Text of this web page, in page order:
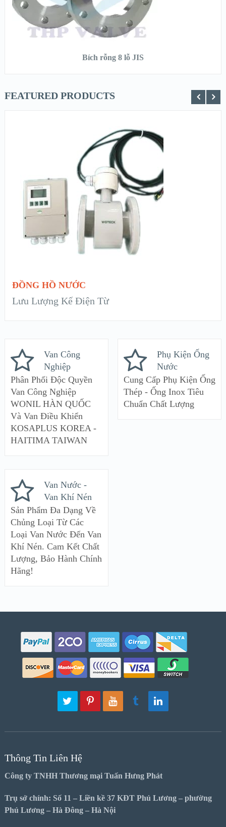
ĐỌC TIẾP
Bích rỗng 8 lỗ JIS
FEATURED PRODUCTS
XEM NHANH
XEM CHI TIẾT
ĐỒNG HỒ NƯỚC
Lưu Lượng Kế Điện Từ
Van Công
Nghiệp
Phân Phối Độc Quyền
Van Công Nghiệp
WONIL HÀN QUỐC
Và Van Điều Khiển
KOSAPLUS KOREA -
HAITIMA TAIWAN
Phụ Kiện Ống
Nước
Cung Cấp Phụ Kiện Ống
Thép - Ống Inox Tiêu
Chuẩn Chất Lượng
Van Nước -
Van Khí Nén
Sản Phẩm Đa Dạng Về
Chủng Loại Từ Các
Loại Van Nước Đến Van
Khí Nén. Cam Kết Chất
Lượng, Bảo Hành Chính
Hãng!
Thông Tin Liên Hệ
Công ty TNHH Thương mại Tuấn Hưng Phát
Trụ sở chính: Số 11 – Liền kề 37 KĐT Phú Lương – phường
Phú Lương – Hà Đông – Hà Nội